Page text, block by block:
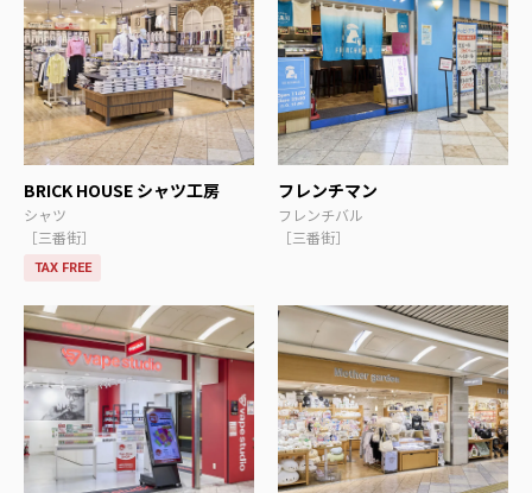
BRICK HOUSE シャツ工房
シャツ
［三番街］
TAX FREE
フレンチマン
フレンチバル
［三番街］